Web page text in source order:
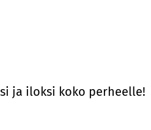
ja iloksi koko perheelle!